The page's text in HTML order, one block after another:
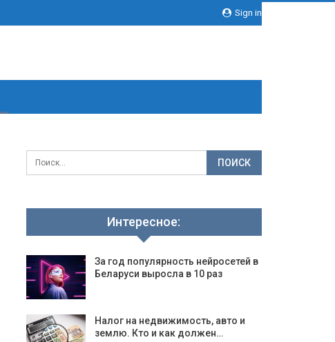
Sign in
Интересное:
За год популярность нейросетей в
Беларуси выросла в 10 раз
Налог на недвижимость, авто и
землю. Кто и как должен…